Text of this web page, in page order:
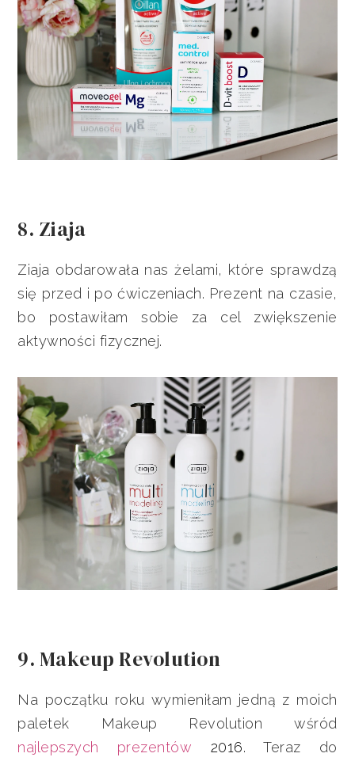
8. Ziaja
Ziaja obdarowała nas żelami, które sprawdzą
się przed i po ćwiczeniach. Prezent na czasie,
bo postawiłam sobie za cel zwiększenie
aktywności fizycznej.
9. Makeup Revolution
Na początku roku wymieniłam jedną z moich
paletek Makeup Revolution wśród
najlepszych prezentów 2016. Teraz do